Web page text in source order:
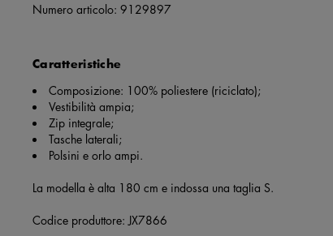
Numero articolo: 9129897
Caratteristiche
Composizione: 100% poliestere (riciclato);
Vestibilità ampia;
Zip integrale;
Tasche laterali;
Polsini e orlo ampi.
La modella è alta 180 cm e indossa una taglia S.
Codice produttore: JX7866